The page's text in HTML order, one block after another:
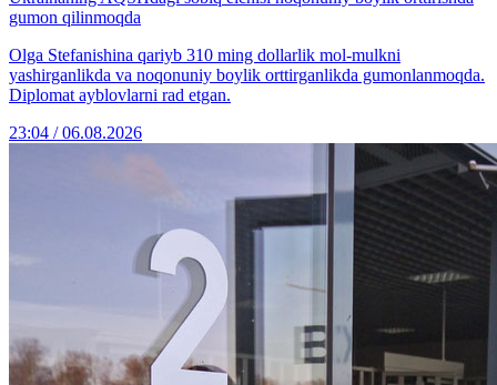
gumon qilinmoqda
Olga Stefanishina qariyb 310 ming dollarlik mol-mulkni
yashirganlikda va noqonuniy boylik orttirganlikda gumonlanmoqda.
Diplomat ayblovlarni rad etgan.
23:04 / 06.08.2026